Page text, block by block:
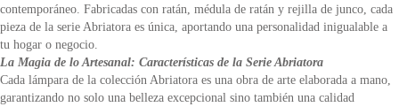
contemporáneo. Fabricadas con ratán, médula de ratán y rejilla de junco, cada
pieza de la serie Abriatora es única, aportando una personalidad inigualable a
tu hogar o negocio.
La Magia de lo Artesanal: Características de la Serie Abriatora
Cada lámpara de la colección Abriatora es una obra de arte elaborada a mano,
garantizando no solo una belleza excepcional sino también una calidad